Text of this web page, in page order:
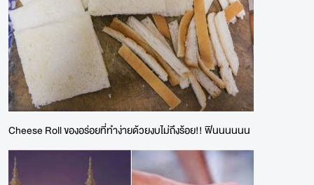
Cheese Roll ของอร่อยที่ทำง่ายด้วยงบไม่ถึงร้อย!! ฟินนนนนน